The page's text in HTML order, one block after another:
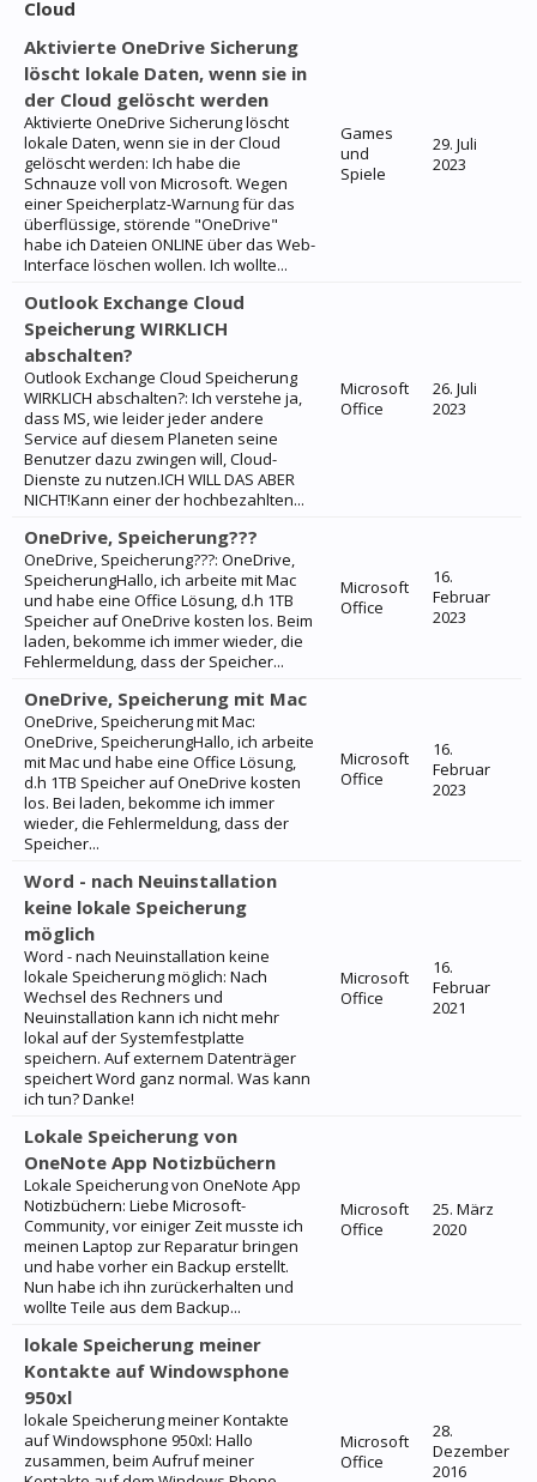
Cloud
Aktivierte OneDrive Sicherung
löscht lokale Daten, wenn sie in
der Cloud gelöscht werden
Aktivierte OneDrive Sicherung löscht
lokale Daten, wenn sie in der Cloud
gelöscht werden: Ich habe die
Schnauze voll von Microsoft. Wegen
einer Speicherplatz-Warnung für das
überflüssige, störende "OneDrive"
habe ich Dateien ONLINE über das Web-
Interface löschen wollen. Ich wollte...
Games
und
Spiele
29. Juli
2023
Outlook Exchange Cloud
Speicherung WIRKLICH
abschalten?
Outlook Exchange Cloud Speicherung
WIRKLICH abschalten?: Ich verstehe ja,
dass MS, wie leider jeder andere
Service auf diesem Planeten seine
Benutzer dazu zwingen will, Cloud-
Dienste zu nutzen.ICH WILL DAS ABER
NICHT!Kann einer der hochbezahlten...
Microsoft
Office
26. Juli
2023
OneDrive, Speicherung???
OneDrive, Speicherung???: OneDrive,
SpeicherungHallo, ich arbeite mit Mac
und habe eine Office Lösung, d.h 1TB
Speicher auf OneDrive kosten los. Beim
laden, bekomme ich immer wieder, die
Fehlermeldung, dass der Speicher...
Microsoft
Office
16.
Februar
2023
OneDrive, Speicherung mit Mac
OneDrive, Speicherung mit Mac:
OneDrive, SpeicherungHallo, ich arbeite
mit Mac und habe eine Office Lösung,
d.h 1TB Speicher auf OneDrive kosten
los. Bei laden, bekomme ich immer
wieder, die Fehlermeldung, dass der
Speicher...
Microsoft
Office
16.
Februar
2023
Word - nach Neuinstallation
keine lokale Speicherung
möglich
Word - nach Neuinstallation keine
lokale Speicherung möglich: Nach
Wechsel des Rechners und
Neuinstallation kann ich nicht mehr
lokal auf der Systemfestplatte
speichern. Auf externem Datenträger
speichert Word ganz normal. Was kann
ich tun? Danke!
Microsoft
Office
16.
Februar
2021
Lokale Speicherung von
OneNote App Notizbüchern
Lokale Speicherung von OneNote App
Notizbüchern: Liebe Microsoft-
Community, vor einiger Zeit musste ich
meinen Laptop zur Reparatur bringen
und habe vorher ein Backup erstellt.
Nun habe ich ihn zurückerhalten und
wollte Teile aus dem Backup...
Microsoft
Office
25. März
2020
lokale Speicherung meiner
Kontakte auf Windowsphone
950xl
lokale Speicherung meiner Kontakte
auf Windowsphone 950xl: Hallo
zusammen, beim Aufruf meiner
Microsoft
Office
28.
Dezember
2016